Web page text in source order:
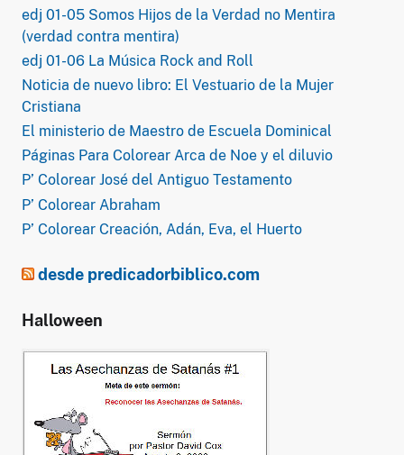
edj 01-05 Somos Hijos de la Verdad no Mentira
(verdad contra mentira)
edj 01-06 La Música Rock and Roll
Noticia de nuevo libro: El Vestuario de la Mujer
Cristiana
El ministerio de Maestro de Escuela Dominical
Páginas Para Colorear Arca de Noe y el diluvio
P’ Colorear José del Antiguo Testamento
P’ Colorear Abraham
P’ Colorear Creación, Adán, Eva, el Huerto
desde predicadorbiblico.com
Halloween